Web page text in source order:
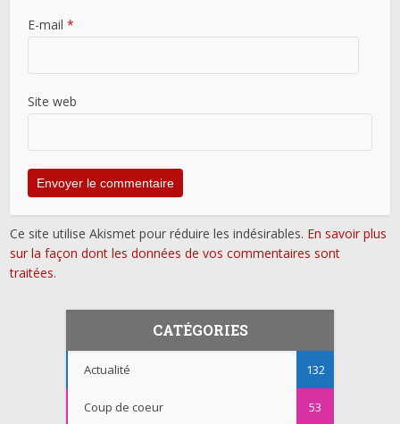
E-mail*
Site web
Ce site utilise Akismet pour réduire les indésirables. En savoir plus
sur la façon dont les données de vos commentaires sont
traitées.
CATÉGORIES
Actualité 132
Coup de coeur 53